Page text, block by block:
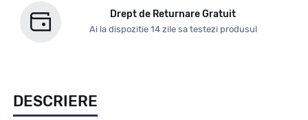
Drept de Returnare Gratuit
Ai la dispozitie 14 zile sa testezi produsul
DESCRIERE